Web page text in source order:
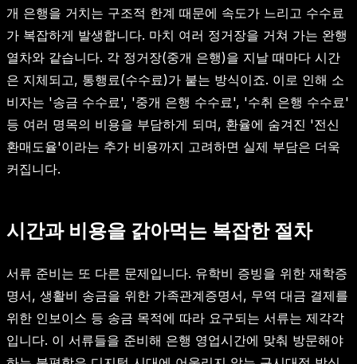
개 은행을 거치는 구조적 한계 때문에 속도가 느리고 수수료
가 복잡하게 발생합니다. 마치 여러 정거장을 거쳐 가는 완행
열차와 같습니다. 각 정거장(중개 은행)을 지날 때마다 시간
은 지체되고, 통행료(수수료)가 붙는 방식이죠. 이로 인해 소
비자는 '송금 수수료', '중개 은행 수수료', '수취 은행 수수료'
등 여러 명목의 비용을 부담하게 되며, 환율에 숨겨진 '전신
환매도율'이라는 추가 비용까지 고려하면 실제 부담은 더욱
커집니다.
시간과 비용을 갉아먹는 복잡한 절차
서류 준비는 또 다른 문제입니다. 유학비 증빙을 위한 재학증
명서, 생활비 송금을 위한 가족관계증명서, 무역 대금 결제를
위한 인보이스 등 송금 목적에 따라 요구되는 서류는 제각각
입니다. 이 서류들을 준비해 은행 영업시간에 맞춰 방문해야